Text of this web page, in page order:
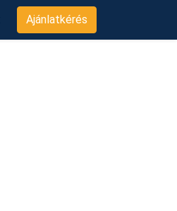
Ajánlatkérés